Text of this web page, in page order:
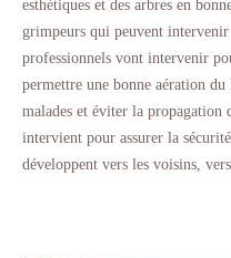
esthétiques et des arbres en
grimpeurs qui peuvent intervenir
professionnels vont intervenir
permettre une bonne aération
malades et éviter la propagation
intervient pour assurer la
développent vers les voisins,